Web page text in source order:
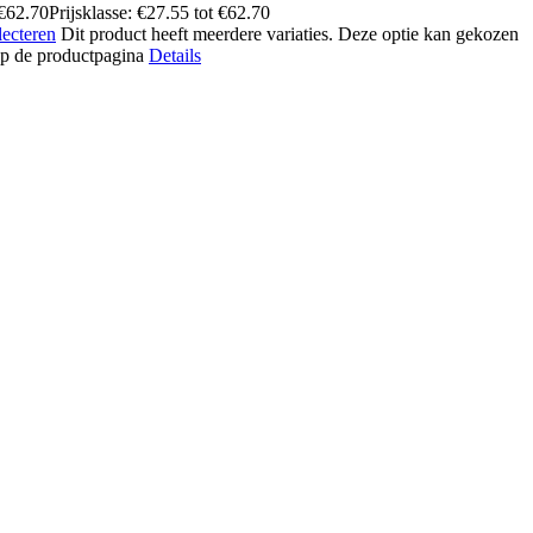
62.70Prijsklasse: €27.55 tot €62.70
Dit product heeft meerdere variaties. Deze optie kan gekozen
de productpagina Details